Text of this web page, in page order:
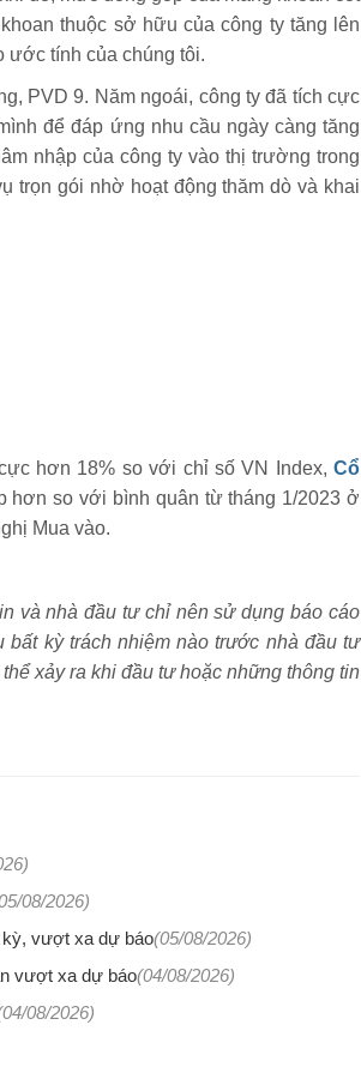
thuộc sở hữu của công ty tăng lên
ước tính của chúng tôi.
PVD 9. Năm ngoái, công ty đã tích cực
để đáp ứng nhu cầu ngày càng tăng
nhập của công ty vào thị trường trong
trọn gói nhờ hoạt động thăm dò và khai
hơn 18% so với chỉ số VN Index, Cổ
hơn so với bình quân từ tháng 1/2023 ở
Mua vào.
và nhà đầu tư chỉ nên sử dụng báo cáo
bất kỳ trách nhiệm nào trước nhà đầu tư
xảy ra khi đầu tư hoặc những thông tin
08/2026)
kỳ, vượt xa dự báo(05/08/2026)
vượt xa dự báo(04/08/2026)
08/2026)